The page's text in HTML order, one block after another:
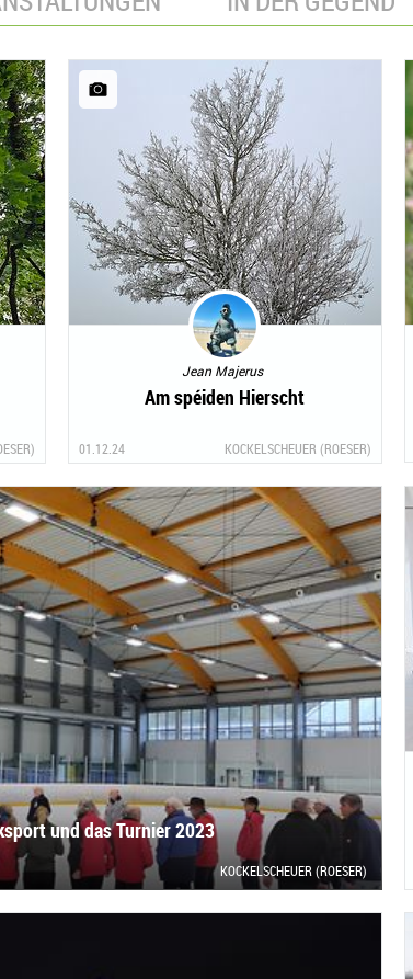
Jean Majerus
Am spéiden Hierscht
01.12.24 KOCKELSCHEUER (ROESER)
und das Turnier 2023
KOCKELSCHEUER (ROESER)